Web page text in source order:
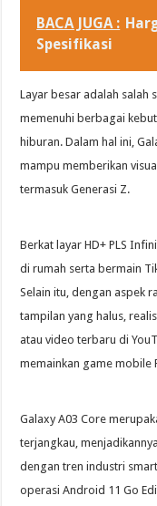
BACA JUGA :
Spesifikasi
Layar besar adalah salah
memenuhi berbagai
hiburan. Dalam hal ini,
mampu memberikan
termasuk Generasi Z.
Berkat layar HD+ PLS
di rumah serta bermain
Selain itu, dengan aspek
tampilan yang halus,
atau video terbaru di
memainkan game mobile
Galaxy A03 Core
terjangkau,
dengan tren industri
operasi Android 11 Go